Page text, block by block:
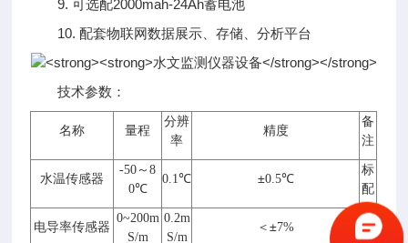
9. 可选配2000mah-24Ah蓄电池
10. 配套物联网数据展示、存储、分析平台
技术参数：
名称 量程
分辨
率
精度
备
注
水温传感器
-50 ～8
0℃
0.1℃ ±0.5℃
标
配
电导率传感器
0~200m
S/m
0.2m
S/m
＜±7%
选
配